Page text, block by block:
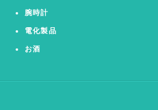
腕時計
電化製品
お酒